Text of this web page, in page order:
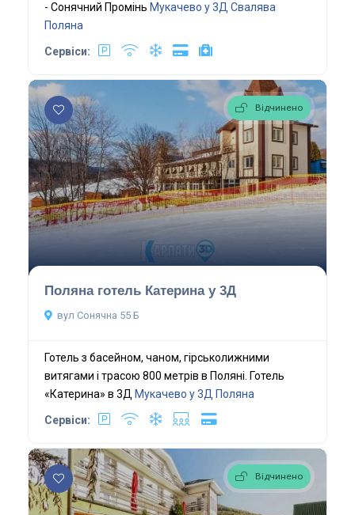
- Сонячний Промінь Мукачево у 3Д Свалява
Поляна
Сервіси:
Відчинено
Поляна готель Катерина у 3Д
вул Сонячна 55 Б
Готель з басейном, чаном, гірськолижними
витягами і трасою 800 метрів в Поляні. Готель
«Катерина» в 3Д Мукачево у 3Д Поляна
Сервіси:
Відчинено